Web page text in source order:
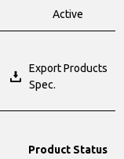
Active
Export Products
Spec.
Product Status